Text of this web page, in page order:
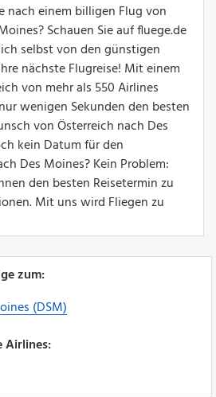
nach einem billigen Flug von
Schauen Sie auf fluege.de
selbst von den günstigen
nächste Flugreise! Mit einem
von mehr als 550 Airlines
wenigen Sekunden den besten
von Österreich nach Des
kein Datum für den
Des Moines? Kein Problem:
den besten Reisetermin zu
Mit uns wird Fliegen zu
zum:
(DSM)
Airlines: